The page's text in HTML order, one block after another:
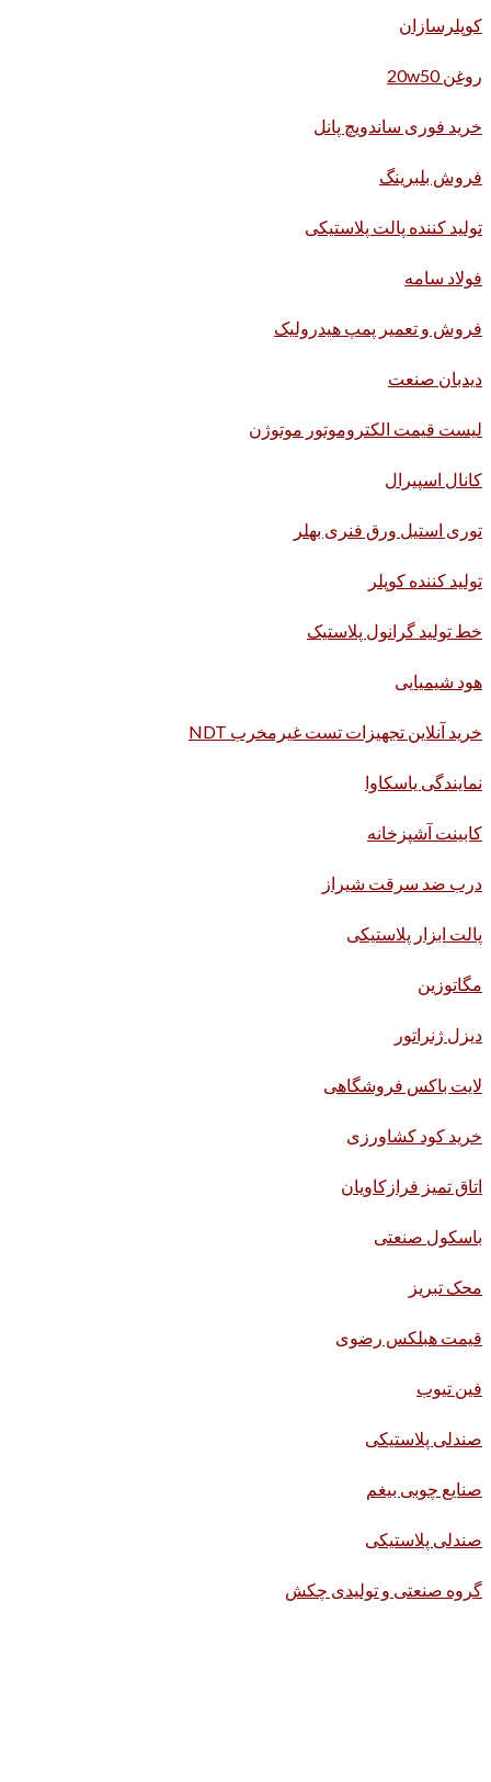
کوپلرسازان
روغن 20w50
خرید فوری ساندویچ پانل
فروش بلبرینگ
تولید کننده پالت پلاستیکی
فولاد سامه
فروش و تعمیر پمپ هیدرولیک
دیدبان صنعت
لیست قیمت الکتروموتور موتوژن
کانال اسپیرال
توری استیل ورق فنری بهلر
تولید کننده کوپلر
خط تولید گرانول پلاستیک
هود شیمیایی
خرید آنلاین تجهیزات تست غیرمخرب NDT
نمایندگی یاسکاوا
کابینت آشپزخانه
درب ضد سرقت شیراز
پالت ابزار پلاستیکی
مگاتوزین
دیزل ژنراتور
لایت باکس فروشگاهی
خرید کود کشاورزی
اتاق تمیز فرازکاویان
باسکول صنعتی
محک تبریز
قیمت هبلکس رضوی
فین تیوب
صندلی پلاستیکی
صنایع چوبی بیغم
صندلی پلاستیکی
گروه صنعتی و تولیدی چکش